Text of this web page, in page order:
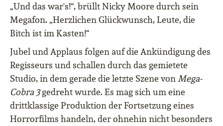
„Und das war's!“, brüllt Nicky Moore durch sein
Megafon. „Herzlichen Glückwunsch, Leute, die
Bitch ist im Kasten!“
Jubel und Applaus folgen auf die Ankündigung des
Regisseurs und schallen durch das gemietete
Studio, in dem gerade die letzte Szene vonMega-
Cobra 3gedreht wurde. Es mag sich um eine
drittklassige Produktion der Fortsetzung eines
Horrorfilms handeln, der ohnehin nicht besonders